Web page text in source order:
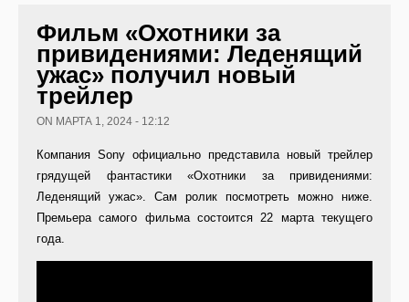
Фильм «Охотники за
привидениями: Леденящий
ужас» получил новый
трейлер
ON МАРТА 1, 2024 - 12:12
Компания Sony официально представила новый трейлер
грядущей фантастики «Охотники за привидениями:
Леденящий ужас». Сам ролик посмотреть можно ниже.
Премьера самого фильма состоится 22 марта текущего
года.